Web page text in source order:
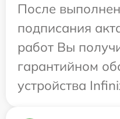
После
подписания
работ Вы
гарантийном
устройства